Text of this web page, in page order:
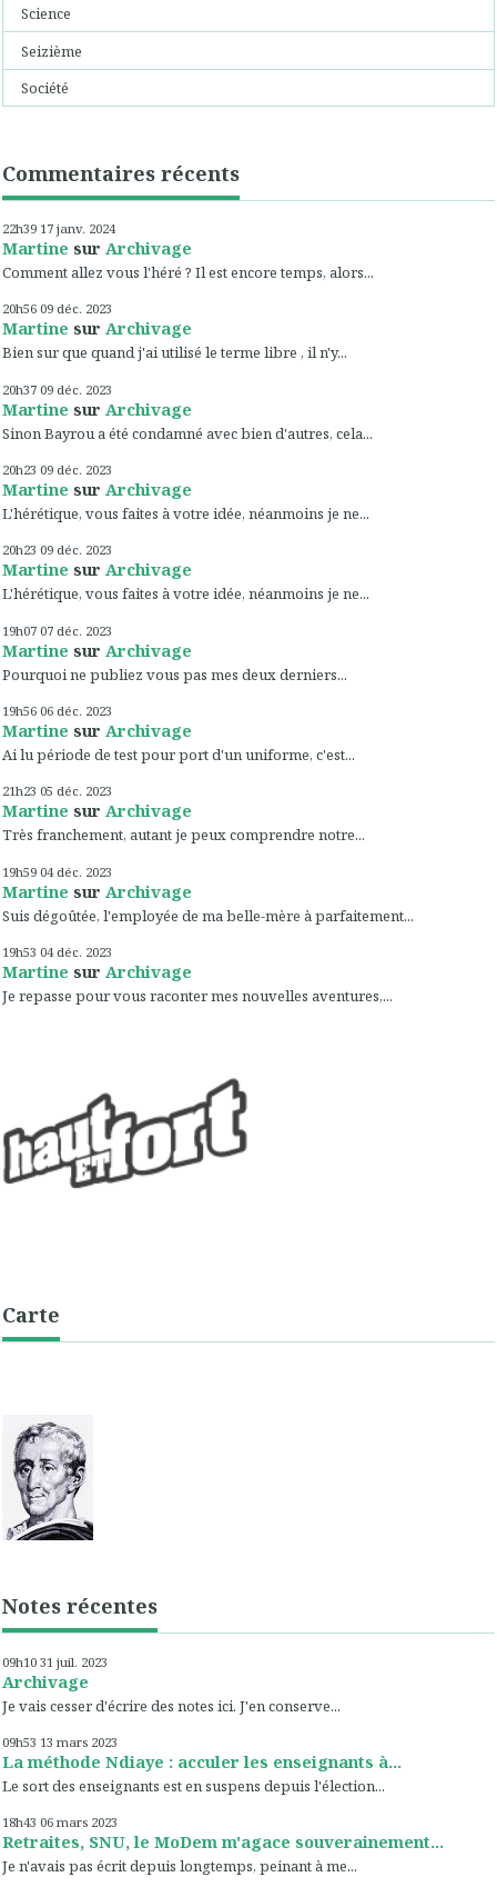
Science
Seizième
Société
Commentaires récents
22h39 17 janv. 2024
Martine sur Archivage
Comment allez vous l'héré ? Il est encore temps, alors...
20h56 09 déc. 2023
Martine sur Archivage
Bien sur que quand j'ai utilisé le terme libre , il n'y...
20h37 09 déc. 2023
Martine sur Archivage
Sinon Bayrou a été condamné avec bien d'autres, cela...
20h23 09 déc. 2023
Martine sur Archivage
L'hérétique, vous faites à votre idée, néanmoins je ne...
20h23 09 déc. 2023
Martine sur Archivage
L'hérétique, vous faites à votre idée, néanmoins je ne...
19h07 07 déc. 2023
Martine sur Archivage
Pourquoi ne publiez vous pas mes deux derniers...
19h56 06 déc. 2023
Martine sur Archivage
Ai lu période de test pour port d'un uniforme, c'est...
21h23 05 déc. 2023
Martine sur Archivage
Très franchement, autant je peux comprendre notre...
19h59 04 déc. 2023
Martine sur Archivage
Suis dégoûtée, l'employée de ma belle-mère à parfaitement...
19h53 04 déc. 2023
Martine sur Archivage
Je repasse pour vous raconter mes nouvelles aventures,...
Carte
Notes récentes
09h10 31 juil. 2023
Archivage
Je vais cesser d'écrire des notes ici. J'en conserve...
09h53 13 mars 2023
La méthode Ndiaye : acculer les enseignants à...
Le sort des enseignants est en suspens depuis l'élection...
18h43 06 mars 2023
Retraites, SNU, le MoDem m'agace souverainement...
Je n'avais pas écrit depuis longtemps, peinant à me...